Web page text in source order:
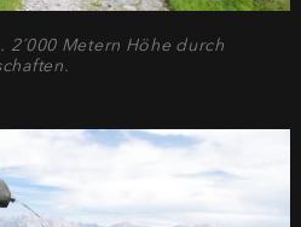
Metern Höhe durch